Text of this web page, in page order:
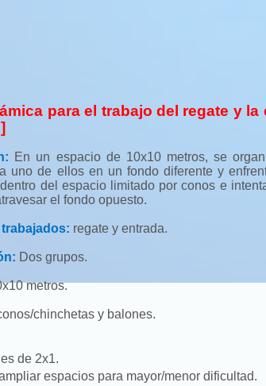
para el trabajo del regate y la
En un espacio de 10x10 metros, se
uno de ellos en un fondo diferente y
del espacio limitado por conos e
el fondo opuesto.
regate y entrada.
Dos grupos.
metros.
chinchetas y balones.
de 2x1.
espacios para mayor/menor dificultad.